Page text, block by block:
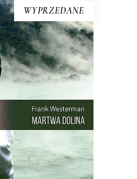
WYPRZEDANE
DOLINA
roku z doliny w
życie. Kurczaki,
leżały martwe w
jak dwa tysiące
i dzieci. Chaty i
nietknięte. Takie
się wydarzyło?